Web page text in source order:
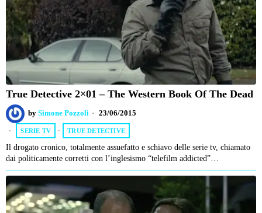
True Detective 2×01 – The Western Book Of The Dead
by Simone Pozzoli 23/06/2015
SERIE TV · TRUE DETECTIVE
Il drogato cronico, totalmente assuefatto e schiavo delle serie tv, chiamato
dai politicamente corretti con l’inglesismo “telefilm addicted”…